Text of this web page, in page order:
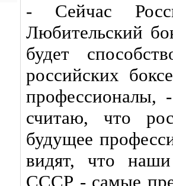
- Сейчас
Любительский
будет
российских
считаю, что
будущее
видят, что
СССР - самые